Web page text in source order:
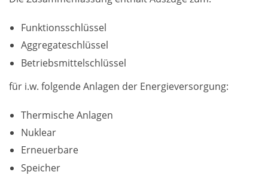
Funktionsschlüssel
Aggregateschlüssel
Betriebsmittelschlüssel
für i.w. folgende Anlagen der Energieversorgung:
Thermische Anlagen
Nuklear
Erneuerbare
Speicher